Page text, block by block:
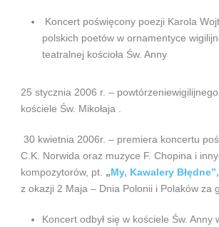
Koncert poświęcony poezji Karola
polskich poetów w ornamentyce
teatralnej kościoła Św. Anny
25 stycznia 2006 r. –
kościele Św. Mikołaja .
30 kwietnia 2006r. – premiera koncertu
C.K. Norwida oraz muzyce F. Chopina i
kompozytorów, pt. „My, Kawalery Błędne”,
z okazji 2 Maja – Dnia Polonii i Polaków za
Koncert odbył się w kościele Św. Anny